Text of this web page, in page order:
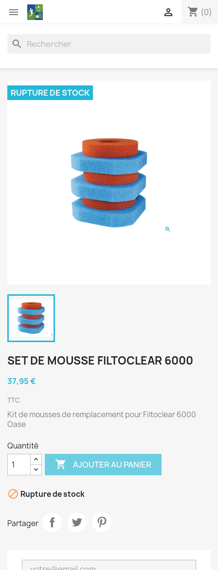
 shopping_cart (0)

search
RUPTURE DE STOCK
SET DE MOUSSE FILTOCLEAR 6000
37,95 €
TTC
Kit de mousses de remplacement pour Filtoclear 6000
Oase
Quantité
 AJOUTER AU PANIER
 Rupture de stock
Partager